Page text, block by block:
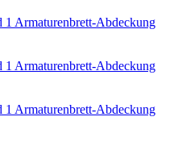
Armaturenbrett-Abdeckung
Armaturenbrett-Abdeckung
Armaturenbrett-Abdeckung